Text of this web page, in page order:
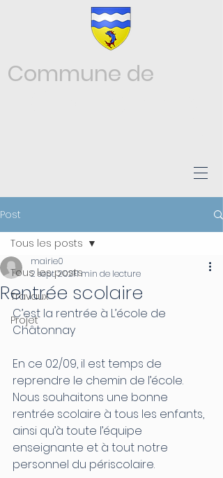
Commune de
Post
Tous les posts
Travaux
Projet
Tous les posts
Rentrée scolaire
mairie0
2 sept. 20211 min de lecture
C’est la rentrée à L’école de
Châtonnay
En ce 02/09, il est temps de
reprendre le chemin de l’école.
Nous souhaitons une bonne
rentrée scolaire à tous les enfants,
ainsi qu’à toute l’équipe
enseignante et à tout notre
personnel du périscolaire.